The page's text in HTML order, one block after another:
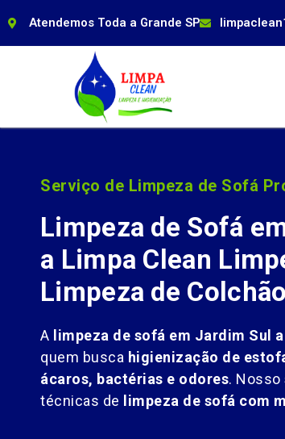
Atendemos Toda a Grande SP
Serviço de Limpeza de Sofá
Limpeza de Sofá
a Limpa Clean
Limpeza de
A limpeza de sofá em Jardim Sul
quem busca higienização de
ácaros, bactérias e odores. Nosso
técnicas de limpeza de sofá com